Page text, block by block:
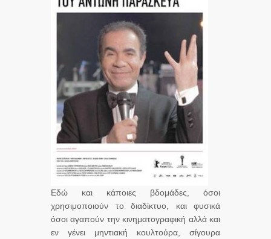
Εδώ και κάποιες βδομάδες, όσοι
χρησιμοποιούν το διαδίκτυο, και φυσικά
όσοι αγαπούν την κινηματογραφική αλλά και
εν γένει μηντιακή κουλτούρα, σίγουρα